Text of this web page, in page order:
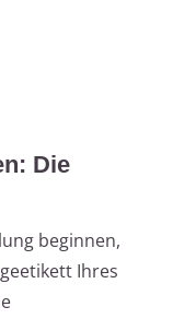
Die
beginnen,
Ihres